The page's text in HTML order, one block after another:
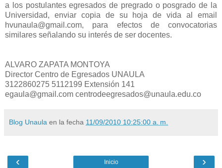
a los postulantes egresados de pregrado o posgrado de la
Universidad, enviar copia de su hoja de vida al email
hvunaula@gmail.com, para efectos de convocatorias
similares señalando su interés de ser docentes.
ALVARO ZAPATA MONTOYA
Director Centro de Egresados UNAULA
3122860275 5112199 Extensión 141
egaula@gmail.com centrodeegresados@unaula.edu.co
Blog Unaula en la fecha 11/09/2010 10:25:00 a. m.
‹ ›
Inicio